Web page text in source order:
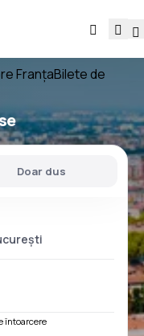
FranţaBilete de
Doar dus
întoarcere